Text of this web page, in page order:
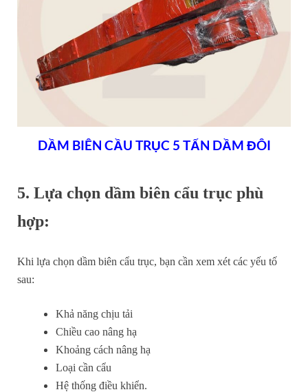
DẦM BIÊN CẦU TRỤC 5 TẤN DẦM ĐÔI
5. Lựa chọn dầm biên cẩu trục phù
hợp:
Khi lựa chọn dầm biên cẩu trục, bạn cần xem xét các yếu tố
sau:
Khả năng chịu tải
Chiều cao nâng hạ
Khoảng cách nâng hạ
Loại cần cẩu
Hệ thống điều khiển.